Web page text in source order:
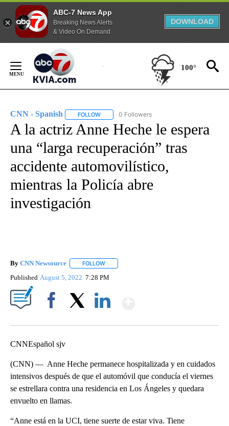
ABC-7 News App
Breaking News Alerts
& Video On Demand
DOWNLOAD
Content
100°
CNN - Spanish FOLLOW FOLLOW "CNN - SPANISH" TO RECEIVE
0 Followers
A la actriz Anne Heche le espera
una “larga recuperación” tras
accidente automovilístico,
mientras la Policía abre
investigación
By CNN Newsource FOLLOW
Published August 5, 2022 7:28 PM
CNNEspañol sjv
(CNN) — Anne Heche permanece hospitalizada y en cuidados
intensivos después de que el automóvil que conducía el viernes
se estrellara contra una residencia en Los Ángeles y quedara
envuelto en llamas.
“Anne está en la UCI, tiene suerte de estar viva. Tiene